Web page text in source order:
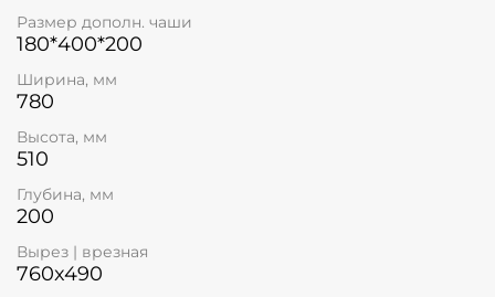
Размер дополн. чаши
180*400*200
Ширина, мм
780
Высота, мм
510
Глубина, мм
200
Вырез | врезная
760x490